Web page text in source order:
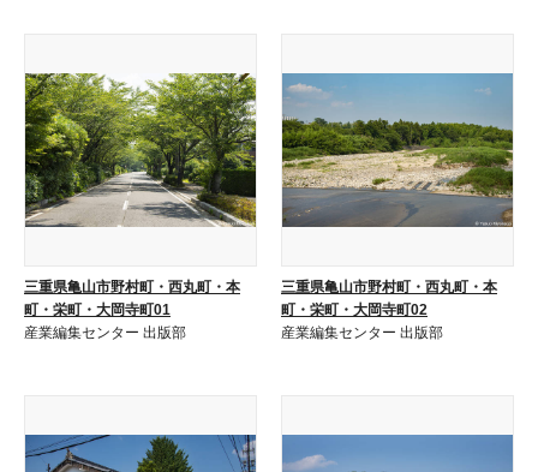
三重県亀山市野村町・西丸町・本
町・栄町・大岡寺町01
産業編集センター 出版部
三重県亀山市野村町・西丸町・本
町・栄町・大岡寺町02
産業編集センター 出版部